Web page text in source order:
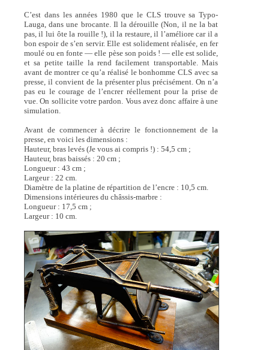
C’est dans les années 1980 que le CLS trouve sa Typo-
Lauga, dans une brocante. Il la dérouille (Non, il ne la bat
pas, il lui ôte la rouille !), il la restaure, il l’améliore car il a
bon espoir de s’en servir. Elle est solidement réalisée, en fer
moulé ou en fonte — elle pèse son poids ! — elle est solide,
et sa petite taille la rend facilement transportable. Mais
avant de montrer ce qu’a réalisé le bonhomme CLS avec sa
presse, il convient de la présenter plus précisément. On n’a
pas eu le courage de l’encrer réellement pour la prise de
vue. On sollicite votre pardon. Vous avez donc affaire à une
simulation.
Avant de commencer à décrire le fonctionnement de la
presse, en voici les dimensions :
Hauteur, bras levés (Je vous ai compris !) : 54,5 cm ;
Hauteur, bras baissés : 20 cm ;
Longueur : 43 cm ;
Largeur : 22 cm.
Diamètre de la platine de répartition de l’encre : 10,5 cm.
Dimensions intérieures du châssis-marbre :
Longueur : 17,5 cm ;
Largeur : 10 cm.